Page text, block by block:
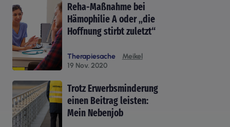
Reha-Maßnahme bei
Hämophilie A oder „die
Hoffnung stirbt zuletzt“
Therapiesache
Meikel
19 Nov. 2020
Trotz Erwerbsminderung
einen Beitrag leisten:
Mein Nebenjob